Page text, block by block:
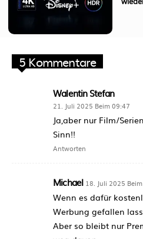
5 Kommentare
Walentin Stefan
21. Juli 2025 Beim 09:47
Ja,aber nur Film/
Sinn!!
Antworten
Michael 18. Juli 2025
Wenn es dafür
Werbung gefallen
Aber so bleibt nur